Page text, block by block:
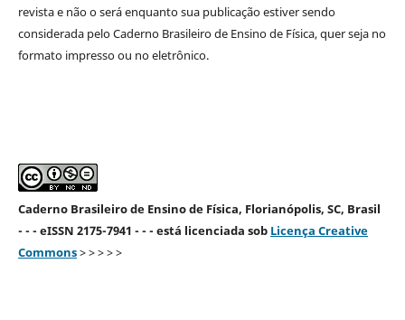
revista e não o será enquanto sua publicação estiver sendo
considerada pelo Caderno Brasileiro de Ensino de Física, quer seja no
formato impresso ou no eletrônico.
Caderno Brasileiro de Ensino de Física, Florianópolis, SC, Brasil
- - - eISSN 2175-7941 - - - está licenciada sob Licença Creative
Commons> > > > >